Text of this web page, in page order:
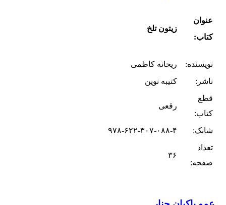
عنوان
کتاب:
زیتون تلخ
نویسنده:
ریحانه کاظمی
ناشر:
کتیبه نوین
قطع
کتاب:
رقعی
شابک:
۹۷۸-۶۲۲-۳۰۷-۰۸۸-۴
تعداد
صفحه:
۳۶